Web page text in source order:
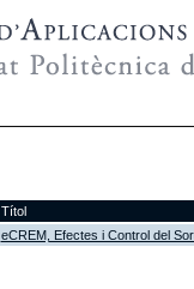
Títol
eCREM, Efectes i Control del